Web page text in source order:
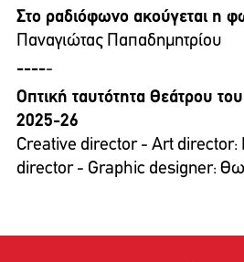
Στο ραδιόφωνο ακούγεται η
Παναγιώτας Παπαδημητρίου
-----
Οπτική ταυτότητα Θεάτρου
2025-26
Creative director - Art director:
director - Graphic designer: